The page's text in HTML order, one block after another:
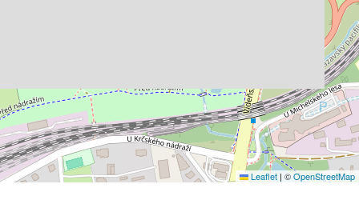
Leaflet | ©OpenStreetMap